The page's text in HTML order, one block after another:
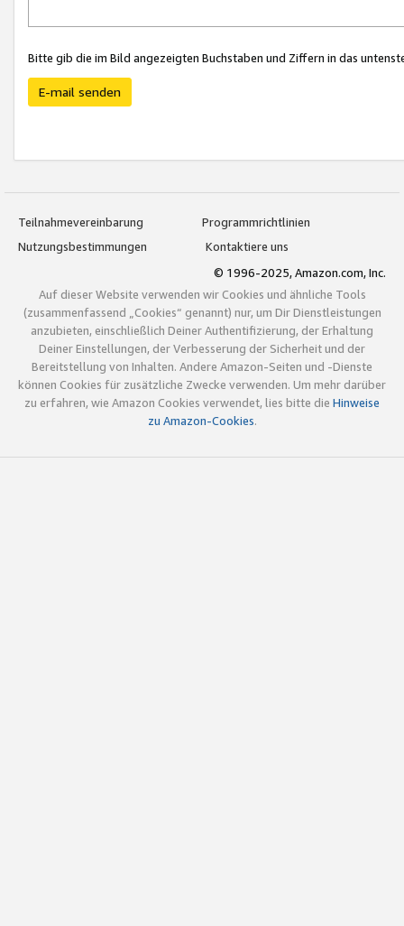
Bitte gib die im Bild angezeigten Buchstaben und Ziffern in das
E-mail senden
Teilnahmevereinbarung
Programmrichtlinien
Nutzungsbestimmungen
Kontaktiere uns
© 1996-2025, Amazon.com, Inc.
Auf dieser Website verwenden wir Cookies und ähnliche Tools
(zusammenfassend „Cookies“ genannt) nur, um Dir Dienstleistungen
anzubieten, einschließlich Deiner Authentifizierung, der Erhaltung
Deiner Einstellungen, der Verbesserung der Sicherheit und der
Bereitstellung von Inhalten. Andere Amazon-Seiten und -Dienste
können Cookies für zusätzliche Zwecke verwenden. Um mehr darüber
zu erfahren, wie Amazon Cookies verwendet, lies bitte die Hinweise
zu Amazon-Cookies.